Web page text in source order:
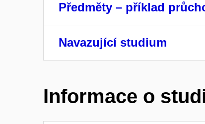
Předměty – příklad
Navazující studium
Informace o